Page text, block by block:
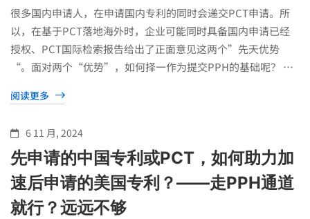
很多国内申请人，在申请国内专利的同时会递交PCT申请。所
以，在基于PCT落地海外时，企业可能同时具备国内申请已经
授权、PCT国际检索报告给出了正面意见这两个”先天优势
“。面对两个“优势”，如何择一作为提交PPH的基础呢？ …
阅读更多
6 11 月, 2024
先申请的中国专利或PCT，如何助力加
速后申请的美国专利？——走PPH通道
就行？远远不够